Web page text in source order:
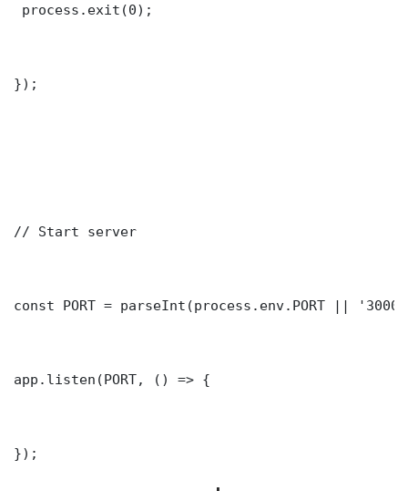
process.exit(0);
});
// Start server
const PORT = parseInt(process.env.PORT ||
app.listen(PORT, () => {
});